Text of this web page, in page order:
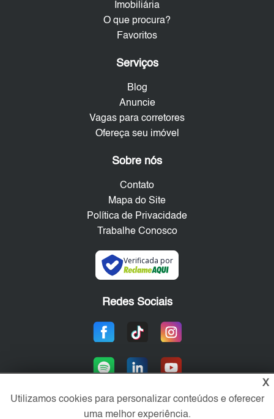
Imobiliária
O que procura?
Favoritos
Serviços
Blog
Anuncie
Vagas para corretores
Ofereça seu imóvel
Sobre nós
Contato
Mapa do Site
Política de Privacidade
Trabalhe Conosco
Verificada por
Redes Sociais
X
Utilizamos cookies para personalizar conteúdos e oferecer
uma melhor experiência.